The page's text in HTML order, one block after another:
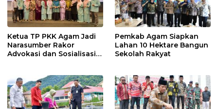
Ketua TP PKK Agam Jadi
Narasumber Rakor
Advokasi dan Sosialisasi
Pemkab Agam Siapkan
Lahan 10 Hektare Bangun
Sekolah Rakyat